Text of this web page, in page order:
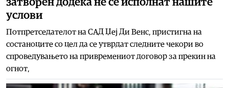
услови
Потпретседателот на САД Џеј Ди Венс, пристигна на
состаноците со цел да се утврдат следните чекори во
спроведувањето на привремениот договор за прекин на
огнот,